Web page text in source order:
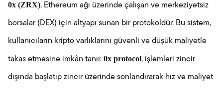
0x (ZRX), Ethereum ağı üzerinde çalışan ve merkeziyetsiz
borsalar (DEX) için altyapı sunan bir protokoldür. Bu sistem,
kullanıcıların kripto varlıklarını güvenli ve düşük maliyetle
takas etmesine imkân tanır. 0x protocol, işlemleri zincir
dışında başlatıp zincir üzerinde sonlandırarak hız ve maliyet